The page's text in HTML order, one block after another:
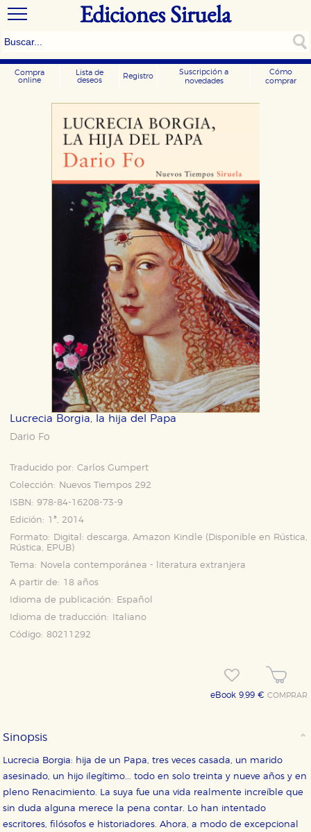
Ediciones Siruela
Compra
online
Lista de
deseos
Registro
Suscripción a
novedades
Cómo
comprar
Lucrecia Borgia, la hija del Papa
Dario Fo
Traducido por: Carlos Gumpert
Colección:
Nuevos Tiempos 292
ISBN: 978-84-16208-73-9
Edición: 1ª, 2014
Formato:
Digital: descarga, Amazon Kindle (Disponible en Rústica
Rústica
EPUB)
Tema:
Novela contemporánea - literatura extranjera
A partir de: 18 años
Idioma de publicación:
Español
Idioma de traducción:
Italiano
Código: 80211292
eBook 9,99 €COMPRAR
Sinopsis
Lucrecia Borgia: hija de un Papa, tres veces casada, un marido
asesinado, un hijo ilegítimo... todo en solo treinta y nueve años y en
pleno Renacimiento. La suya fue una vida realmente increíble que
sin duda alguna merece la pena contar. Lo han intentado
escritores, filósofos e historiadores. Ahora, a modo de excepcional